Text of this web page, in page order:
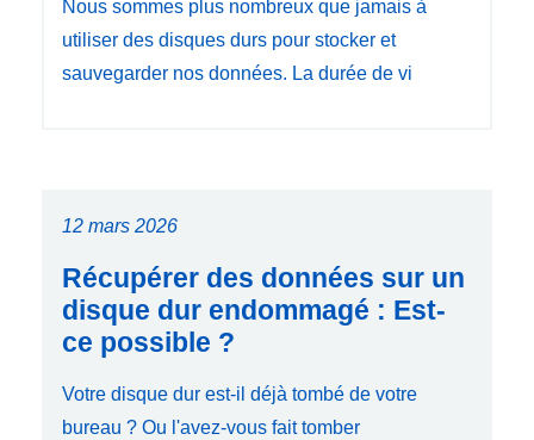
Nous sommes plus nombreux que jamais à
utiliser des disques durs pour stocker et
sauvegarder nos données. La durée de vi
12 mars 2026
Récupérer des données sur un
disque dur endommagé : Est-
ce possible ?
Votre disque dur est-il déjà tombé de votre
bureau ? Ou l'avez-vous fait tomber